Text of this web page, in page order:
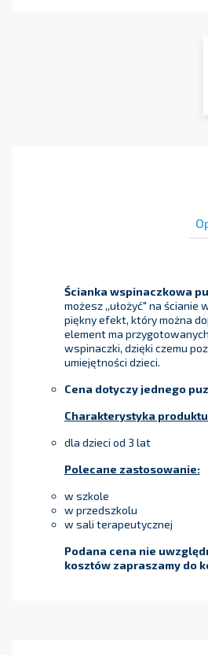
Ścianka wspinaczkowa
możesz ,,ułożyć" na ścianie
piękny efekt, który można
element ma
wspinaczki, dzięki czemu
umiejętności dzieci.
Cena dotyczy jednego
Charakterystyka
dla dzieci od 3 lat
Polecane zastosowanie:
w szkole
w przedszkolu
w sali terapeutycznej
Podana cena nie
kosztów zapraszamy do